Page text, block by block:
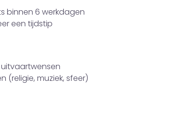
binnen 6 werkdagen
een tijdstip
(religie, muziek, sfeer)